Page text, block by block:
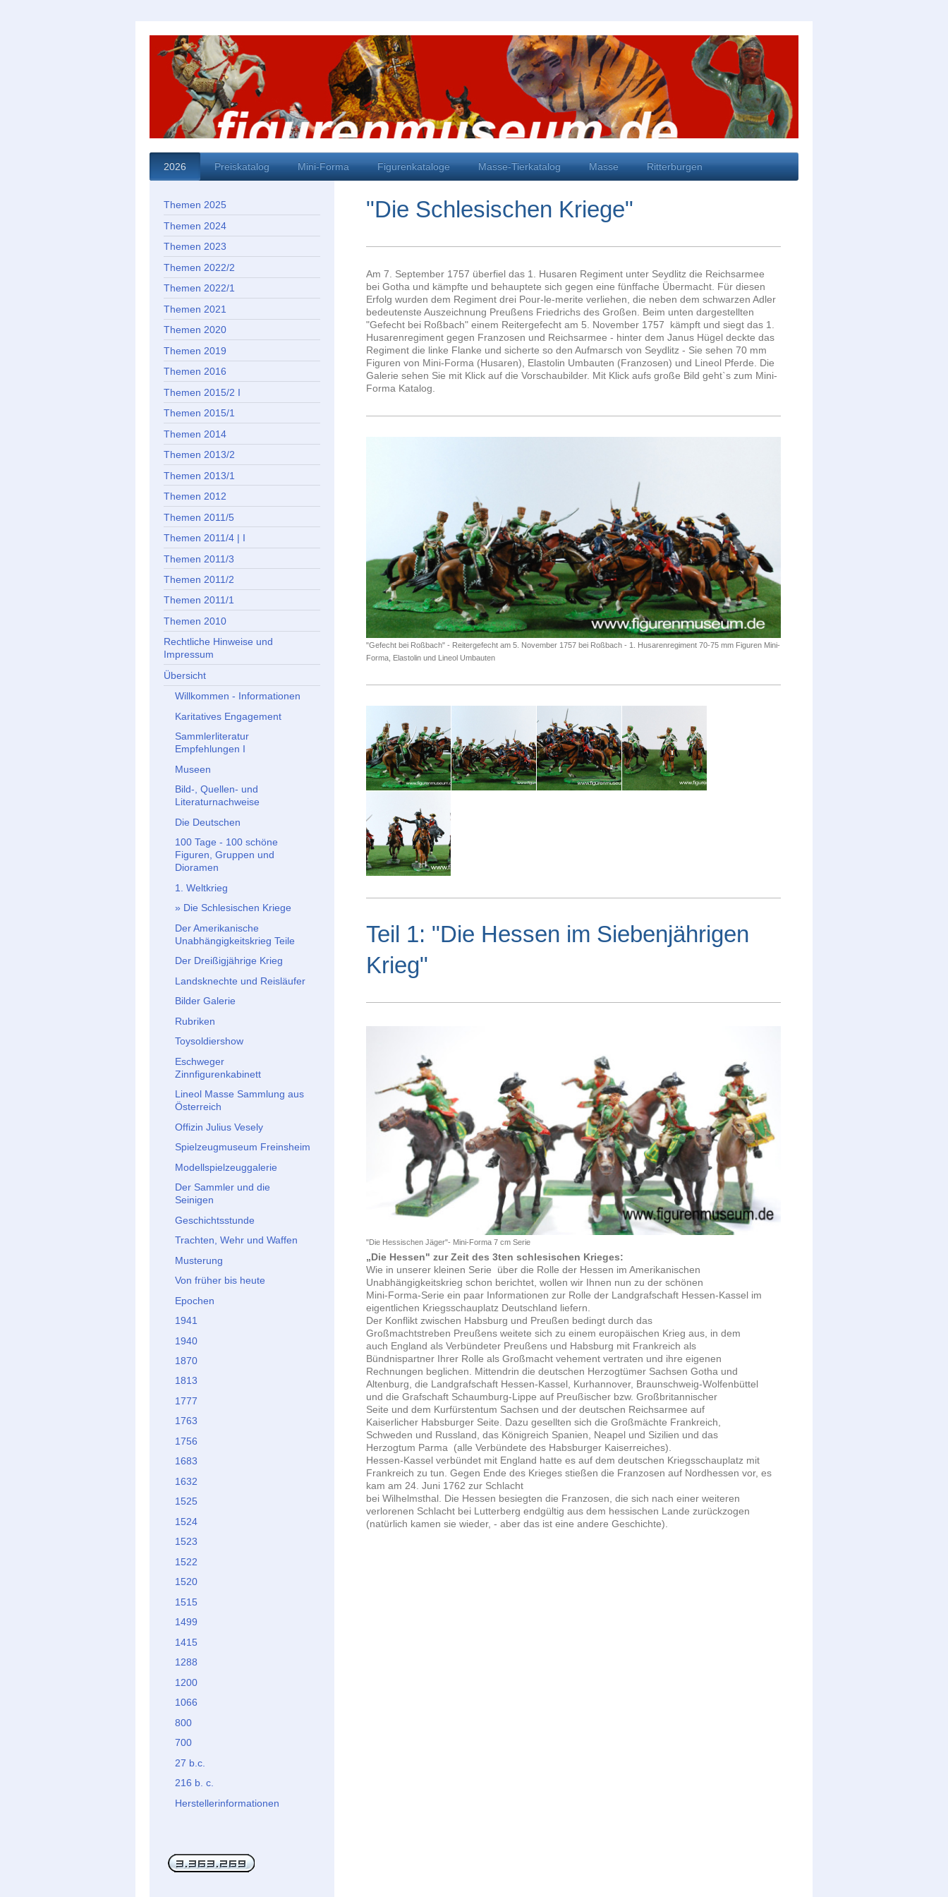
2026 Preiskatalog Mini-Forma Figurenkataloge Masse-Tierkatalog Masse Ritterburgen
"Die Schlesischen Kriege"
Am 7. September 1757 überfiel das 1. Husaren Regiment unter Seydlitz die Reichsarmee
bei Gotha und kämpfte und behauptete sich gegen eine fünffache Übermacht. Für diesen
Erfolg wurden dem Regiment drei Pour-le-merite verliehen, die neben dem schwarzen Adler
bedeutenste Auszeichnung Preußens Friedrichs des Großen. Beim unten dargestellten
"Gefecht bei Roßbach" einem Reitergefecht am 5. November 1757 kämpft und siegt das 1.
Husarenregiment gegen Franzosen und Reichsarmee - hinter dem Janus Hügel deckte das
Regiment die linke Flanke und sicherte so den Aufmarsch von Seydlitz - Sie sehen 70 mm
Figuren von Mini-Forma (Husaren), Elastolin Umbauten (Franzosen) und Lineol Pferde. Die
Galerie sehen Sie mit Klick auf die Vorschaubilder. Mit Klick aufs große Bild geht`s zum Mini-
Forma Katalog.
"Gefecht bei Roßbach" - Reitergefecht am 5. November 1757 bei Roßbach - 1. Husarenregiment 70-75 mm Figuren Mini-
Forma, Elastolin und Lineol Umbauten
Teil 1: "Die Hessen im Siebenjährigen
Krieg"
"Die Hessischen Jäger"- Mini-Forma 7 cm Serie
„Die Hessen" zur Zeit des 3ten schlesischen Krieges:
Wie in unserer kleinen Serie über die Rolle der Hessen im Amerikanischen
Unabhängigkeitskrieg schon berichtet, wollen wir Ihnen nun zu der schönen
Mini-Forma-Serie ein paar Informationen zur Rolle der Landgrafschaft Hessen-Kassel im
eigentlichen Kriegsschauplatz Deutschland liefern.
Der Konflikt zwischen Habsburg und Preußen bedingt durch das
Großmachtstreben Preußens weitete sich zu einem europäischen Krieg aus, in dem
auch England als Verbündeter Preußens und Habsburg mit Frankreich als
Bündnispartner Ihrer Rolle als Großmacht vehement vertraten und ihre eigenen
Rechnungen beglichen. Mittendrin die deutschen Herzogtümer Sachsen Gotha und
Altenburg, die Landgrafschaft Hessen-Kassel, Kurhannover, Braunschweig-Wolfenbüttel
und die Grafschaft Schaumburg-Lippe auf Preußischer bzw. Großbritannischer
Seite und dem Kurfürstentum Sachsen und der deutschen Reichsarmee auf
Kaiserlicher Habsburger Seite. Dazu gesellten sich die Großmächte Frankreich,
Schweden und Russland, das Königreich Spanien, Neapel und Sizilien und das
Herzogtum Parma (alle Verbündete des Habsburger Kaiserreiches).
Hessen-Kassel verbündet mit England hatte es auf dem deutschen Kriegsschauplatz mit
Frankreich zu tun. Gegen Ende des Krieges stießen die Franzosen auf Nordhessen vor, es
kam am 24. Juni 1762 zur Schlacht
bei Wilhelmsthal. Die Hessen besiegten die Franzosen, die sich nach einer weiteren
verlorenen Schlacht bei Lutterberg endgültig aus dem hessischen Lande zurückzogen
(natürlich kamen sie wieder, - aber das ist eine andere Geschichte).
Themen 2025
Themen 2024
Themen 2023
Themen 2022/2
Themen 2022/1
Themen 2021
Themen 2020
Themen 2019
Themen 2016
Themen 2015/2 I
Themen 2015/1
Themen 2014
Themen 2013/2
Themen 2013/1
Themen 2012
Themen 2011/5
Themen 2011/4 | I
Themen 2011/3
Themen 2011/2
Themen 2011/1
Themen 2010
Rechtliche Hinweise und
Impressum
Übersicht
Willkommen - Informationen
Karitatives Engagement
Sammlerliteratur
Empfehlungen I
Museen
Bild-, Quellen- und
Literaturnachweise
Die Deutschen
100 Tage - 100 schöne
Figuren, Gruppen und
Dioramen
1. Weltkrieg
Die Schlesischen Kriege
Der Amerikanische
Unabhängigkeitskrieg Teile
Der Dreißigjährige Krieg
Landsknechte und Reisläufer
Bilder Galerie
Rubriken
Toysoldiershow
Eschweger
Zinnfigurenkabinett
Lineol Masse Sammlung aus
Österreich
Offizin Julius Vesely
Spielzeugmuseum Freinsheim
Modellspielzeuggalerie
Der Sammler und die
Seinigen
Geschichtsstunde
Trachten, Wehr und Waffen
Musterung
Von früher bis heute
Epochen
1941
1940
1870
1813
1777
1763
1756
1683
1632
1525
1524
1523
1522
1520
1515
1499
1415
1288
1200
1066
800
700
27 b.c.
216 b. c.
Herstellerinformationen